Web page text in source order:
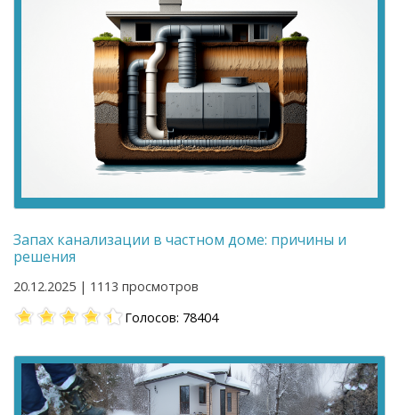
Запах канализации в частном доме: причины и
решения
20.12.2025 | 1113 просмотров
Голосов: 78404